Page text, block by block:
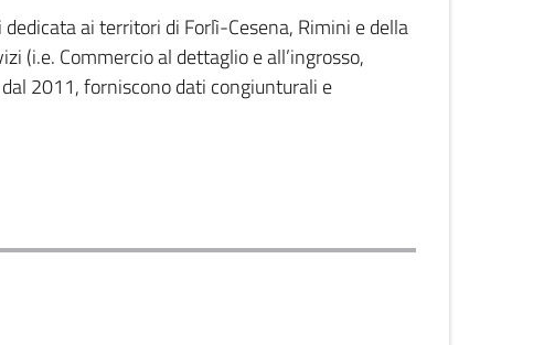
ai territori di Forlì-Cesena, Rimini e della
(i.e. Commercio al dettaglio e all’ingrosso,
2011, forniscono dati congiunturali e